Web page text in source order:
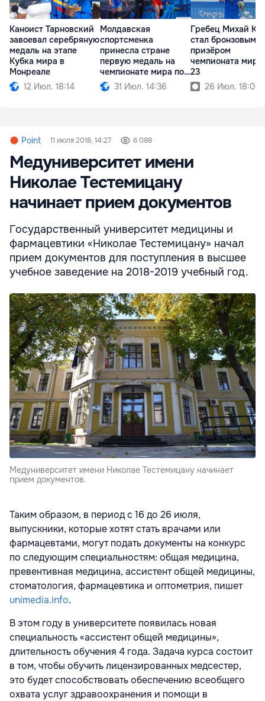
Каноист Тарновский
завоевал серебряную
медаль на этапе
Кубка мира в
Монреале
12 Июл. 18:14
Молдавская
спортсменка
принесла стране
первую медаль на
чемпионате мира по
борьбе31 Июл. 14:36
Гребец Михай
стал бронзовым
призёром
чемпионата мира
23
26 Июл. 18:00
Point 11 июля 2018, 14:27 6 088
Медуниверситет имени
Николае Тестемицану
начинает прием документов
Государственный университет медицины и
фармацевтики «Николае Тестемицану» начал
прием документов для поступления в высшее
учебное заведение на 2018-2019 учебный год.
Медуниверситет имени Николае Тестемицану начинает
прием документов.
Таким образом, в период с 16 до 26 июля,
выпускники, которые хотят стать врачами или
фармацевтами, могут подать документы на конкурс
по следующим специальностям: общая медицина,
превентивная медицина, ассистент общей медицины,
стоматология, фармацевтика и оптометрия, пишет
unimedia.info.
В этом году в университете появилась новая
специальность «ассистент общей медицины»,
длительность обучения 4 года. Задача курса состоит
в том, чтобы обучить лицензированных медсестер,
это будет способствовать обеспечению всеобщего
охвата услуг здравоохранения и помощи в